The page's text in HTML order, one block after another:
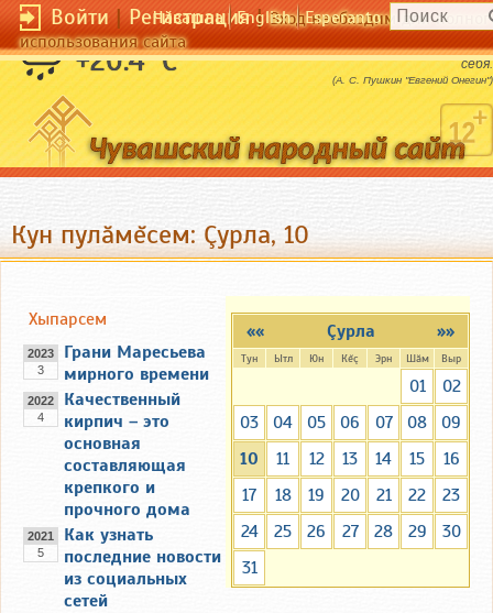
Войти|Регистрация|Вход необходим для
использования сайта
Чӑвашла English Esperanto
+20.4 °C
Мы почитаем всех нулями, а единицами -
себя.
(А. С. Пушкин "Евгений Онегин")
Кун пулăмĕсем: Çурла, 10
»»
«« Çурла
Тун Ытл Юн Кĕç Эрн Шăм Выр
01
02
03
04 05 06 07 08
09
10
11 12 13 14 15
16
17
18 19 20 21 22
23
24
25 26 27 28 29
30
31
Хыпарсем
2023
3
Грани Маресьева
мирного времени
2022
4
Качественный
кирпич – это
основная
составляющая
крепкого и
прочного дома
2021
5
Как узнать
последние новости
из социальных
сетей